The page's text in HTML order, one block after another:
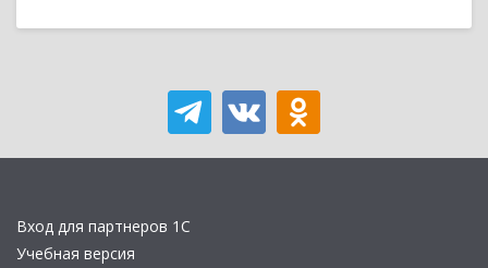
Вход для партнеров 1С
Учебная версия